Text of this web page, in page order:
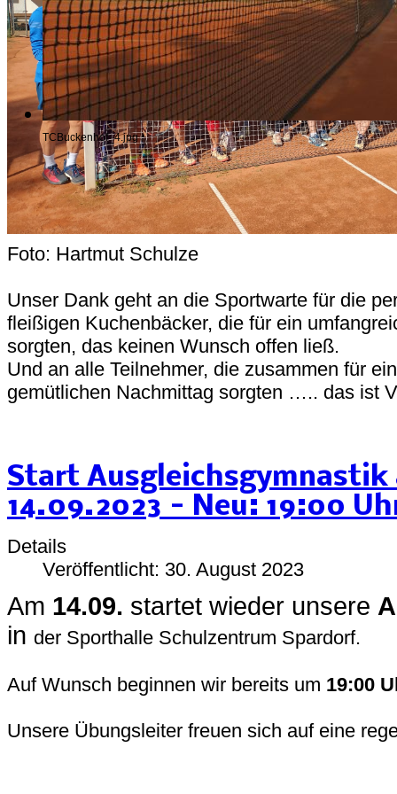
TCBuckenhof_4.jpg
Foto: Hartmut Schulze
Unser Dank geht an die Sportwarte für die
fleißigen Kuchenbäcker, die für ein
sorgten, das keinen Wunsch offen ließ.
Und an alle Teilnehmer, die zusammen für
gemütlichen Nachmittag sorgten ….. das ist
Start Ausgleichsgymnastik
14.09.2023 - Neu: 19:00
Details
Veröffentlicht: 30. August 2023
Am 14.09. startet wieder unsere
in der Sporthalle Schulzentrum Spardorf.
Auf Wunsch beginnen wir bereits um 19:00
Unsere Übungsleiter freuen sich auf eine